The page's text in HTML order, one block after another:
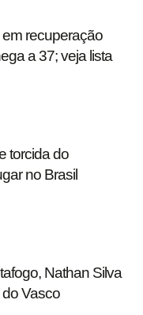
recuperação
a 37; veja lista
torcida do
no Brasil
Nathan Silva
Vasco